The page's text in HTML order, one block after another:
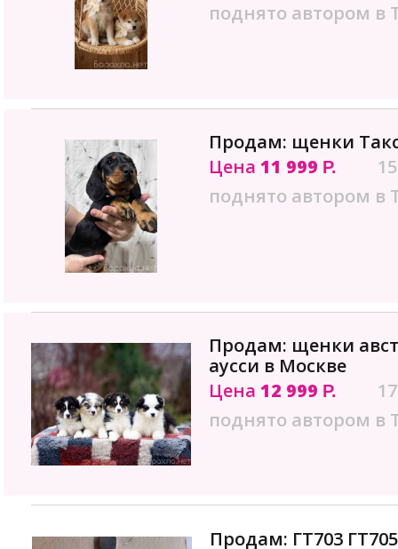
поднято автором в
Продам: щенки
Цена 11 999 Р.
поднято автором в
Продам: щенки
аусси в Москве
Цена 12 999 Р.
поднято автором в
Продам: ГТ703